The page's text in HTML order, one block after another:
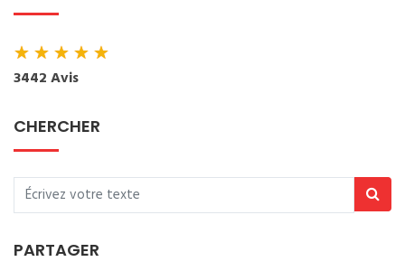
★★★★★
3442 Avis
CHERCHER
PARTAGER